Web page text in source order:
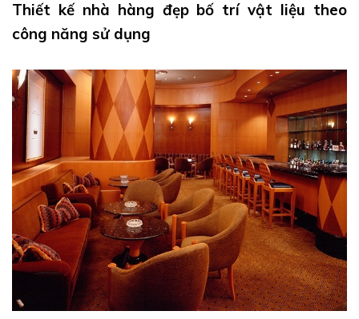
Thiết kế nhà hàng đẹp bố trí vật liệu theo
công năng sử dụng